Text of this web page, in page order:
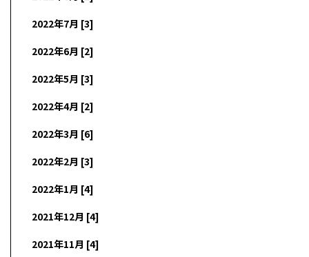
2022年7月 [3]
2022年6月 [2]
2022年5月 [3]
2022年4月 [2]
2022年3月 [6]
2022年2月 [3]
2022年1月 [4]
2021年12月 [4]
2021年11月 [4]